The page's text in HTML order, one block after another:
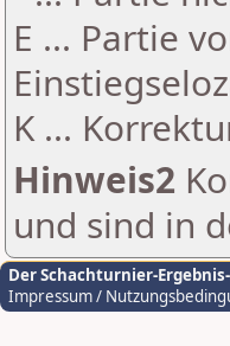
E ... Partie
K ...
Hinweis2
und sind in
Der Schachturnier-
Impressum /